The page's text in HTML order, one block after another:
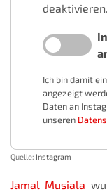
deaktivieren.
Ich bin damit
angezeigt
Daten an
unseren
Quelle: Instagram
Jamal Musiala